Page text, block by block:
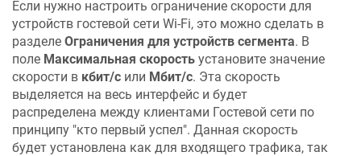
Если нужно настроить ограничение скорости для
устройств гостевой сети Wi-Fi, это можно сделать в
разделе Ограничения для устройств сегмента. В
поле Максимальная скорость установите значение
скорости в кбит/с или Мбит/с. Эта скорость
выделяется на весь интерфейс и будет
распределена между клиентами Гостевой сети по
принципу "кто первый успел". Данная скорость
будет установлена как для входящего трафика, так